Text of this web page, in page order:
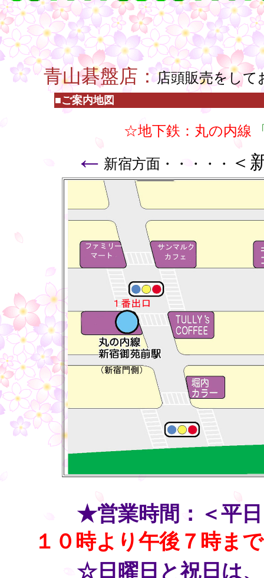
○
○
・
青山碁盤店：店頭販売をして
■ご案内地図
☆地下鉄：丸の内線
←新宿方面・・・・・ ＜
★営業時間：＜平
１０時より午後７時まで
☆日曜日と祝日は、